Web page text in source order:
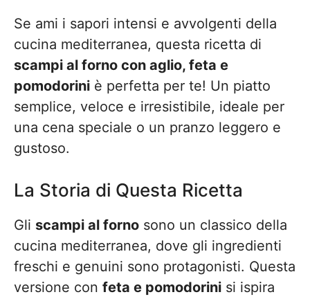
Se ami i sapori intensi e avvolgenti della
cucina mediterranea, questa ricetta di
scampi al forno con aglio, feta e
pomodorini è perfetta per te! Un piatto
semplice, veloce e irresistibile, ideale per
una cena speciale o un pranzo leggero e
gustoso.
La Storia di Questa Ricetta
Gli scampi al forno sono un classico della
cucina mediterranea, dove gli ingredienti
freschi e genuini sono protagonisti. Questa
versione con feta e pomodorini si ispira